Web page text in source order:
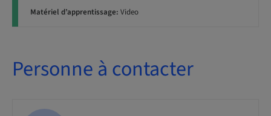
Matériel d’apprentissage: Video
Personne à contacter